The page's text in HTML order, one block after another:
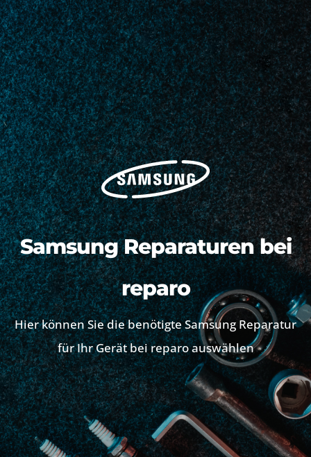
Samsung Reparaturen bei
reparo
Hier können Sie die benötigte Samsung Reparatur
für Ihr Gerät bei reparo auswählen